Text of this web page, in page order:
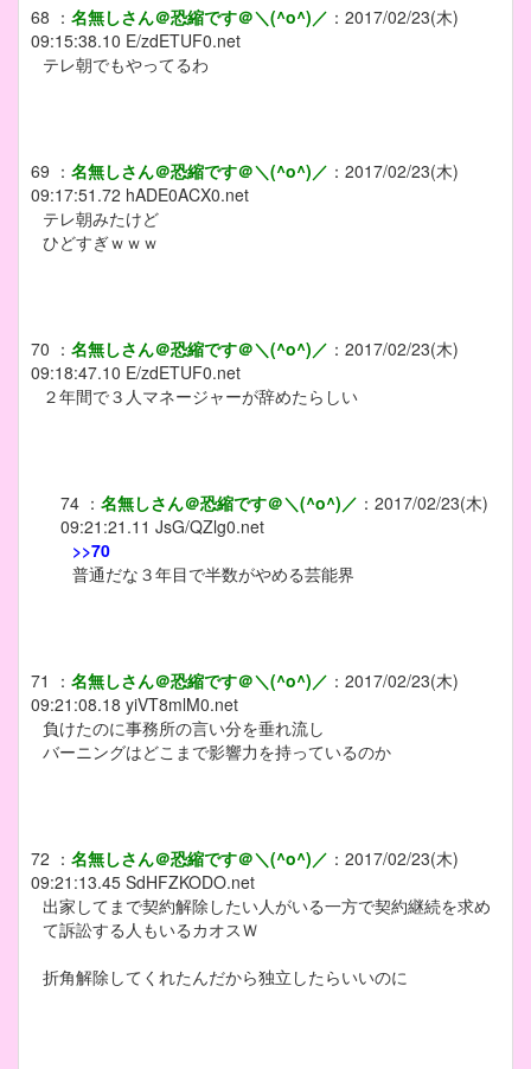
68 ： 名無しさん＠恐縮です＠＼(^o^)／ ： 2017/02/23(木)
09:15:38.10 E/zdETUF0.net
テレ朝でもやってるわ
69 ： 名無しさん＠恐縮です＠＼(^o^)／ ： 2017/02/23(木)
09:17:51.72 hADE0ACX0.net
テレ朝みたけど
ひどすぎｗｗｗ
70 ： 名無しさん＠恐縮です＠＼(^o^)／ ： 2017/02/23(木)
09:18:47.10 E/zdETUF0.net
２年間で３人マネージャーが辞めたらしい
74 ： 名無しさん＠恐縮です＠＼(^o^)／ ： 2017/02/23(木)
09:21:21.11 JsG/QZlg0.net
>>70
普通だな３年目で半数がやめる芸能界
71 ： 名無しさん＠恐縮です＠＼(^o^)／ ： 2017/02/23(木)
09:21:08.18 yiVT8mlM0.net
負けたのに事務所の言い分を垂れ流し
バーニングはどこまで影響力を持っているのか
72 ： 名無しさん＠恐縮です＠＼(^o^)／ ： 2017/02/23(木)
09:21:13.45 SdHFZKODO.net
出家してまで契約解除したい人がいる一方で契約継続を求め
て訴訟する人もいるカオスＷ
折角解除してくれたんだから独立したらいいのに